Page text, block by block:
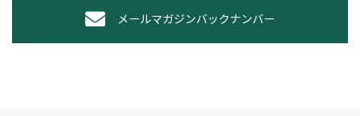
メールマガジンバックナンバー